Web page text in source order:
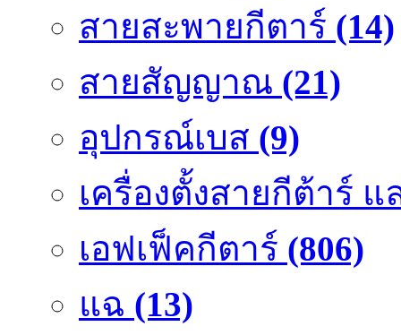
สายสะพายกีตาร์ (14)
สายสัญญาณ (21)
อุปกรณ์เบส (9)
เครื่องตั้งสายกีต้าร์ แ
เอฟเฟ็คกีตาร์ (806)
แฉ (13)